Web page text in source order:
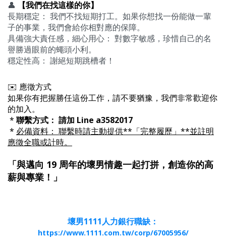
👤
【我們在找這樣的你】
長期穩定： 我們不找短期打工。如果你想找一份能做一輩
子的事業，我們會給你相對應的保障。
​具備強大責任感，細心用心： 對數字敏感，珍惜自己的名
譽勝過眼前的蠅頭小利。 ​
穩定性高： 謝絕短期跳槽者！
✉️ 應徵方式
如果你有把握勝任這份工作，請不要猶豫，我們非常歡迎你
的加入。
* 聯繫方式： 請加 Line a3582017
* 必備資料： 聯繫時請主動提供**「完整履歷」**並註明
應徵全職或計時。
「與邁向 19 周年的壞男情趣一起打拼，創造你的高
薪與專業！」
壞男1111人力銀行職缺：
https://www.1111.com.tw/corp/67005956/